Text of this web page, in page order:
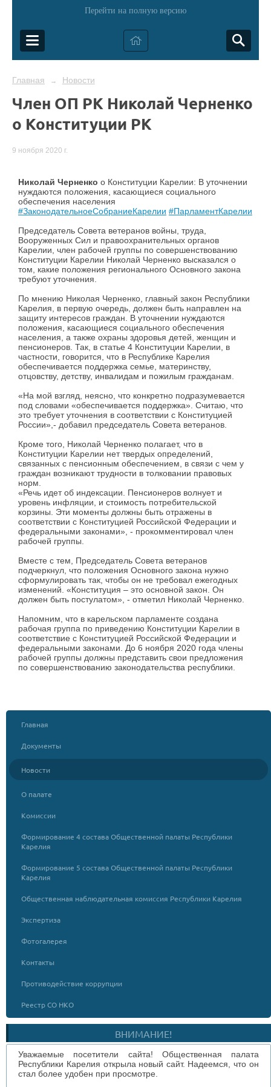
Перейти на полную версию
Главная → Новости
Член ОП РК Николай Черненко
о Конституции РК
9 ноября 2020 г.
Николай Черненко о Конституции Карелии: В уточнении
нуждаются положения, касающиеся социального
обеспечения населения
#ЗаконодательноеСобраниеКарелии #ПарламентКарелии
Председатель Совета ветеранов войны, труда,
Вооруженных Сил и правоохранительных органов
Карелии, член рабочей группы по совершенствованию
Конституции Карелии Николай Черненко высказался о
том, какие положения регионального Основного закона
требуют уточнения.
По мнению Николая Черненко, главный закон Республики
Карелия, в первую очередь, должен быть направлен на
защиту интересов граждан. В уточнении нуждаются
положения, касающиеся социального обеспечения
населения, а также охраны здоровья детей, женщин и
пенсионеров. Так, в статье 4 Конституции Карелии, в
частности, говорится, что в Республике Карелия
обеспечивается поддержка семье, материнству,
отцовству, детству, инвалидам и пожилым гражданам.
«На мой взгляд, неясно, что конкретно подразумевается
под словами «обеспечивается поддержка». Считаю, что
это требует уточнения в соответствии с Конституцией
России»,- добавил председатель Совета ветеранов.
Кроме того, Николай Черненко полагает, что в
Конституции Карелии нет твердых определений,
связанных с пенсионным обеспечением, в связи с чем у
граждан возникают трудности в толковании правовых
норм.
«Речь идет об индексации. Пенсионеров волнует и
уровень инфляции, и стоимость потребительской
корзины. Эти моменты должны быть отражены в
соответствии с Конституцией Российской Федерации и
федеральными законами», - прокомментировал член
рабочей группы.
Вместе с тем, Председатель Совета ветеранов
подчеркнул, что положения Основного закона нужно
сформулировать так, чтобы он не требовал ежегодных
изменений. «Конституция – это основной закон. Он
должен быть постулатом», - отметил Николай Черненко.
Напомним, что в карельском парламенте создана
рабочая группа по приведению Конституции Карелии в
соответствие с Конституцией Российской Федерации и
федеральными законами. До 6 ноября 2020 года члены
рабочей группы должны представить свои предложения
по совершенствованию законодательства республики.
Главная
Документы
Новости
О палате
Комиссии
Формирование 4 состава Общественной палаты Республики
Карелия
Формирование 5 состава Общественной палаты Республики
Карелия
Общественная наблюдательная комиссия Республики Карелия
Экспертиза
Фотогалерея
Контакты
Противодействие коррупции
Реестр СО НКО
ВНИМАНИЕ!
Уважаемые посетители сайта! Общественная палата
Республики Карелия открыла новый сайт. Надеемся, что он
стал более удобен при просмотре.